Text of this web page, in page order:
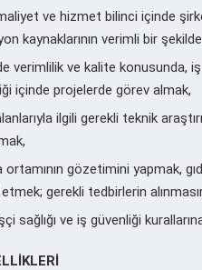
ve hizmet bilinci içinde
kaynaklarının verimli bir
verimlilik ve kalite konusunda,
içinde projelerde görev almak,
ilgili gerekli teknik
ortamının gözetimini yapmak,
gerekli tedbirlerin
sağlığı ve iş güvenliği